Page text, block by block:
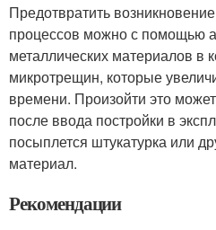
Предотвратить
процессов можно с помощью
металлических материалов в
микротрещин, которые
времени. Произойти это
после ввода постройки в
посыплется штукатурка или
материал.
Рекомендации